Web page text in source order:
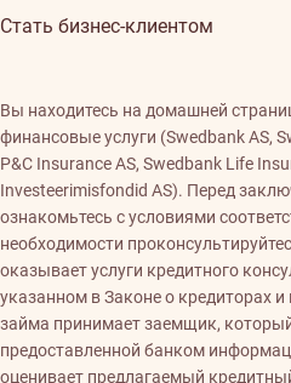
Стать бизнес-клиентом
Вы находитесь на домашней
финансовые услуги (Swedbank AS,
P&C Insurance AS, Swedbank Life
Investeerimisfondid AS). Перед
ознакомьтесь с условиями
необходимости
оказывает услуги кредитного
указанном в Законе о кредиторах
займа принимает заемщик,
предоставленной банком
оценивает предлагаемый